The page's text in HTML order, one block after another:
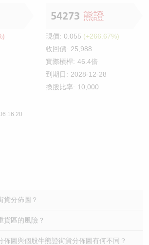
54273 熊證
現價: 0.055 (+266.67%)
收回價: 25,988
實際槓桿: 46.4倍
到期日: 2028-12-28
換股比率: 10,000
16:20
貨分佈圖？
貨區的風險？
佈圖與個股牛熊證街貨分佈圖有何不同？